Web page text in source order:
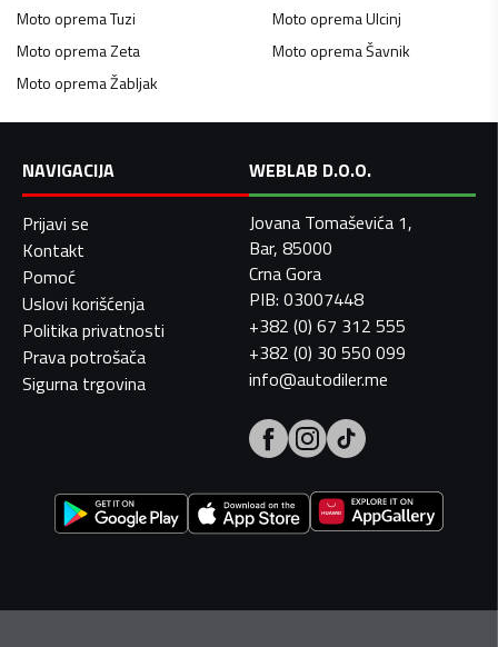
Moto opremaTuzi Moto opremaUlcinj
Moto opremaZeta Moto opremaŠavnik
Moto opremaŽabljak
NAVIGACIJA
Prijavi se
Kontakt
Pomoć
Uslovi korišćenja
Politika privatnosti
Prava potrošača
Sigurna trgovina
WEBLAB D.O.O.
Jovana Tomaševića 1,
Bar, 85000
Crna Gora
PIB: 03007448
+382 (0) 67 312 555
+382 (0) 30 550 099
info@autodiler.me